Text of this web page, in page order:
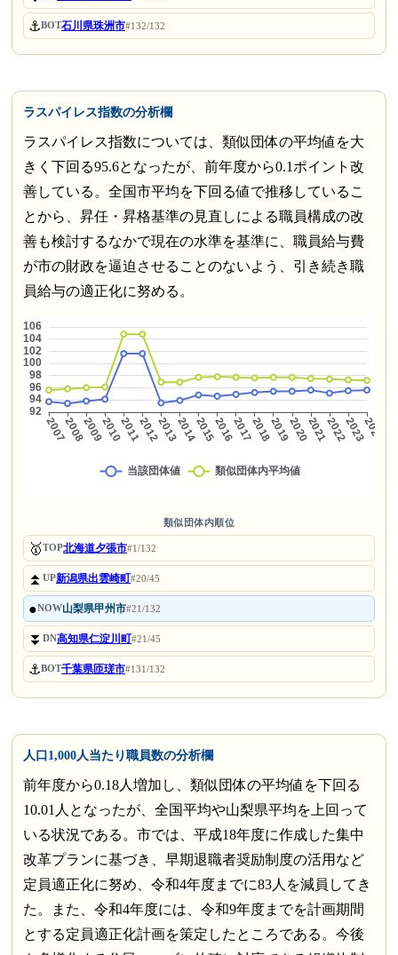
⚓BOT石川県珠洲市#132/132
ラスパイレス指数の分析欄
ラスパイレス指数については、類似団体の平均値を大
きく下回る95.6となったが、前年度から0.1ポイント改
善している。全国市平均を下回る値で推移しているこ
とから、昇任・昇格基準の見直しによる職員構成の改
善も検討するなかで現在の水準を基準に、職員給与費
が市の財政を逼迫させることのないよう、引き続き職
員給与の適正化に努める。
類似団体内順位
🥇TOP北海道夕張市#1/132
⏫UP新潟県出雲崎町#20/45
●NOW山梨県甲州市#21/132
⏬DN高知県仁淀川町#21/45
⚓BOT千葉県匝瑳市#131/132
人口1,000人当たり職員数の分析欄
前年度から0.18人増加し、類似団体の平均値を下回る
10.01人となったが、全国平均や山梨県平均を上回って
いる状況である。市では、平成18年度に作成した集中
改革プランに基づき、早期退職者奨励制度の活用など
定員適正化に努め、令和4年度までに83人を減員してき
た。また、令和4年度には、令和9年度までを計画期間
とする定員適正化計画を策定したところである。今後